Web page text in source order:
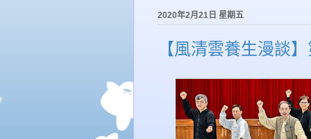
2020年2月21日 星期五
【風清雲養生漫談